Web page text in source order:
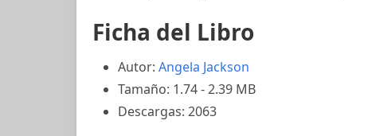
Ficha del Libro
Autor: Angela Jackson
Tamaño: 1.74 - 2.39 MB
Descargas: 2063